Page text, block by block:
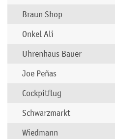
Braun Shop
Onkel Ali
Uhrenhaus Bauer
Joe Peñas
Cockpitflug
Schwarzmarkt
Wiedmann